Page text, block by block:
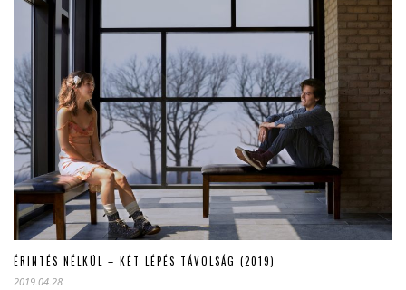
ÉRINTÉS NÉLKÜL – KÉT LÉPÉS TÁVOLSÁG (2019)
2019.04.28